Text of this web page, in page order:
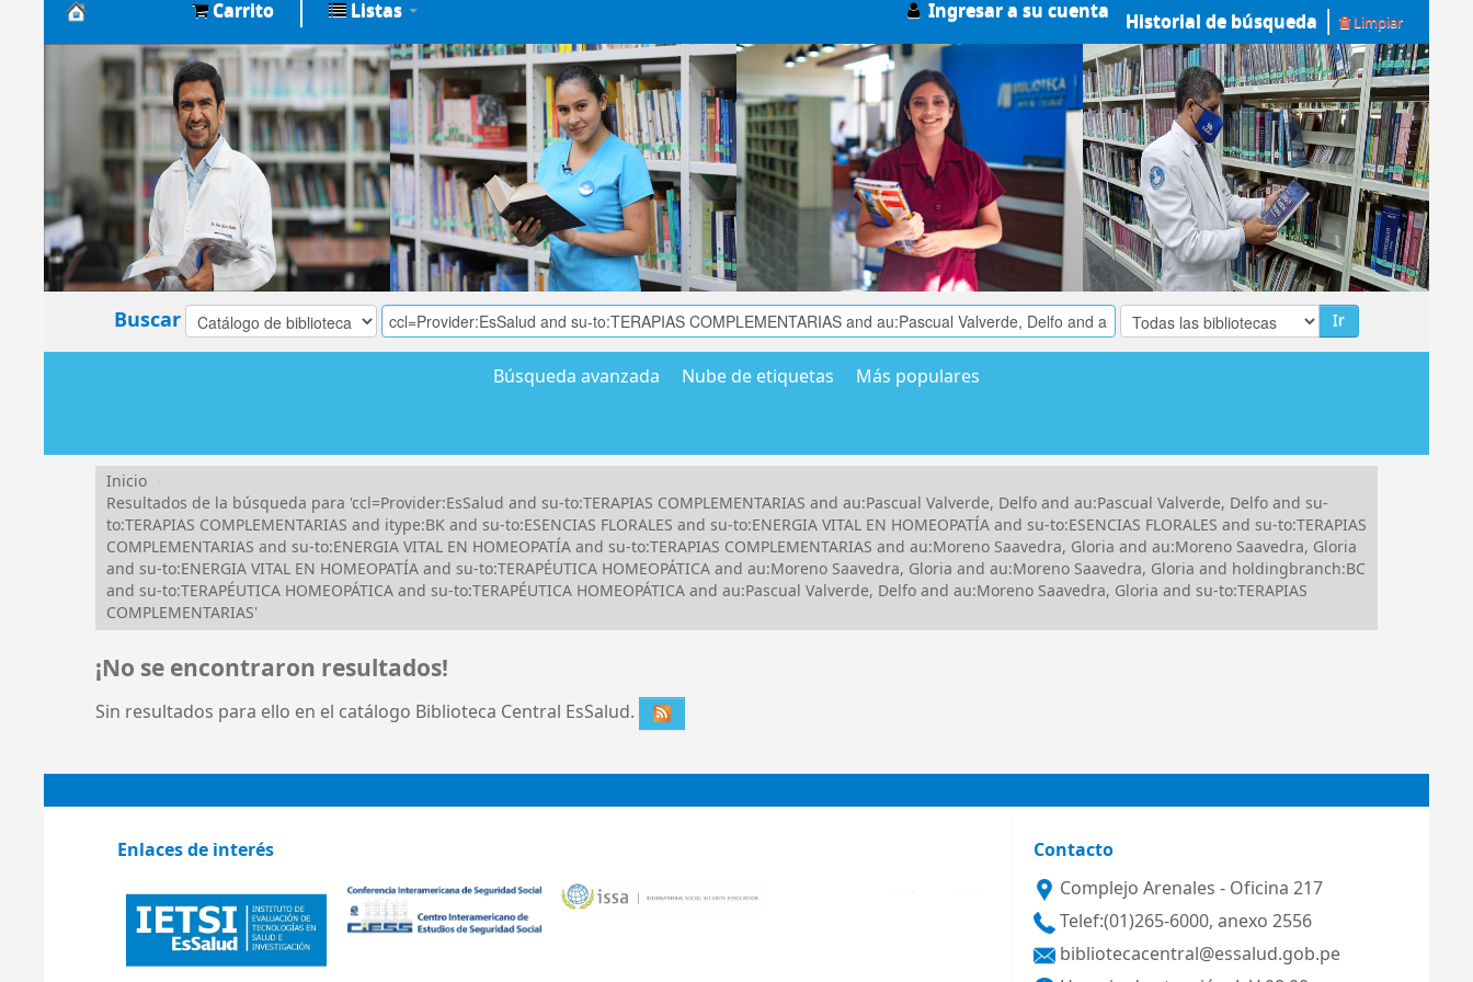
Biblioteca
Central
EsSalud
Carrito Listas Ingresar a su cuenta Historial de búsqueda Limpiar
Buscar Ir
Búsqueda avanzada Nube de etiquetas Más populares
Inicio
Resultados de la búsqueda para 'ccl=Provider:EsSalud and su-to:TERAPIAS COMPLEMENTARIAS and au:Pascual Valverde, Delfo and au:Pascual Valverde, Delfo and su-
to:TERAPIAS COMPLEMENTARIAS and itype:BK and su-to:ESENCIAS FLORALES and su-to:ENERGIA VITAL EN HOMEOPATÍA and su-to:ESENCIAS FLORALES and su-to:TERAPIAS
COMPLEMENTARIAS and su-to:ENERGIA VITAL EN HOMEOPATÍA and su-to:TERAPIAS COMPLEMENTARIAS and au:Moreno Saavedra, Gloria and au:Moreno Saavedra, Gloria
and su-to:ENERGIA VITAL EN HOMEOPATÍA and su-to:TERAPÉUTICA HOMEOPÁTICA and au:Moreno Saavedra, Gloria and au:Moreno Saavedra, Gloria and holdingbranch:BC
and su-to:TERAPÉUTICA HOMEOPÁTICA and su-to:TERAPÉUTICA HOMEOPÁTICA and au:Pascual Valverde, Delfo and au:Moreno Saavedra, Gloria and su-to:TERAPIAS
COMPLEMENTARIAS'
¡No se encontraron resultados!
Sin resultados para ello en el catálogo Biblioteca Central EsSalud.
Enlaces de interés
Contacto
Complejo Arenales - Oficina 217
Telef:(01)265-6000, anexo 2556
bibliotecacentral@essalud.gob.pe